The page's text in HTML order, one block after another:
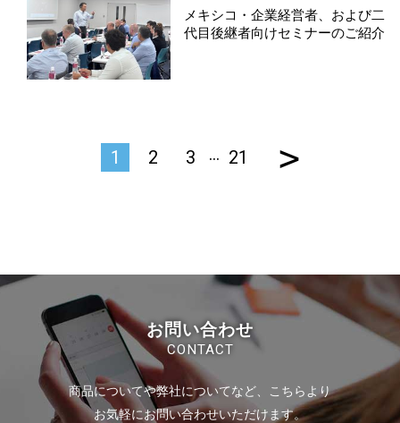
メキシコ・企業経営者、および二
代目後継者向けセミナーのご紹介
1 2 3 … 21 >
お問い合わせ
CONTACT
商品についてや弊社についてなど、こちらより
お気軽にお問い合わせいただけます。